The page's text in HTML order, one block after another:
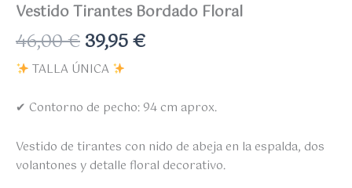
Vestido Tirantes Bordado Floral
46,00€39,95€
TALLA ÚNICA
✔ Contorno de pecho: 94 cm aprox.
Vestido de tirantes con nido de abeja en la espalda, dos
volantones y detalle floral decorativo.